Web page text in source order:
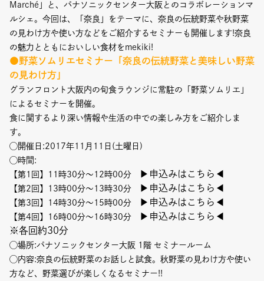
Marché」と、パナソニックセンター大阪とのコラボレーションマ
ルシェ。今回は、「奈良」をテーマに、奈良の伝統野菜や秋野菜
の見わけ方や使い方などをご紹介するセミナーも開催します!奈良
の魅力とともにおいしい食材をmekiki!
●野菜ソムリエセミナー「奈良の伝統野菜と美味しい野菜
の見わけ方」
グランフロント大阪内の旬食ラウンジに常駐の「野菜ソムリエ」
によるセミナーを開催。
食に関するより深い情報や生活の中での楽しみ方をご紹介しま
す。
◯開催日:2017年11月11日(土曜日)
◯時間:
【第1回】11時30分～12時00分
▶申込みはこちら◀
【第2回】13時00分～13時30分 ▶申込みはこちら◀
【第3回】14時30分～15時00分 ▶申込みはこちら◀
【第4回】16時00分～16時30分
▶申込みはこちら◀
※各回約30分
◯場所:パナソニックセンター大阪 1階 セミナールーム
◯内容:奈良の伝統野菜のお話しと試食。秋野菜の見わけ方や使い
方など、野菜選びが楽しくなるセミナー!!